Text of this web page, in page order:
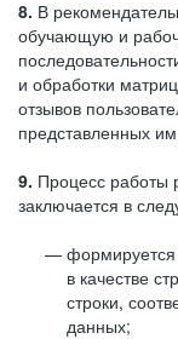
8. В
обучающую и
и обработки
отзывов
представленных им
9. Процесс работы
заключается в
в качестве
строки,
данных;